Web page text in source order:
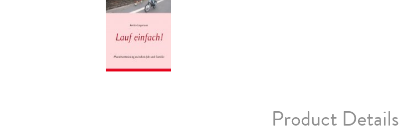
Product Details